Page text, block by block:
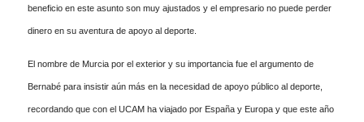
beneficio en este asunto son muy ajustados y el empresario no puede perder
dinero en su aventura de apoyo al deporte.
El nombre de Murcia por el exterior y su importancia fue el argumento de
Bernabé para insistir aún más en la necesidad de apoyo público al deporte,
recordando que con el UCAM ha viajado por España y Europa y que este año